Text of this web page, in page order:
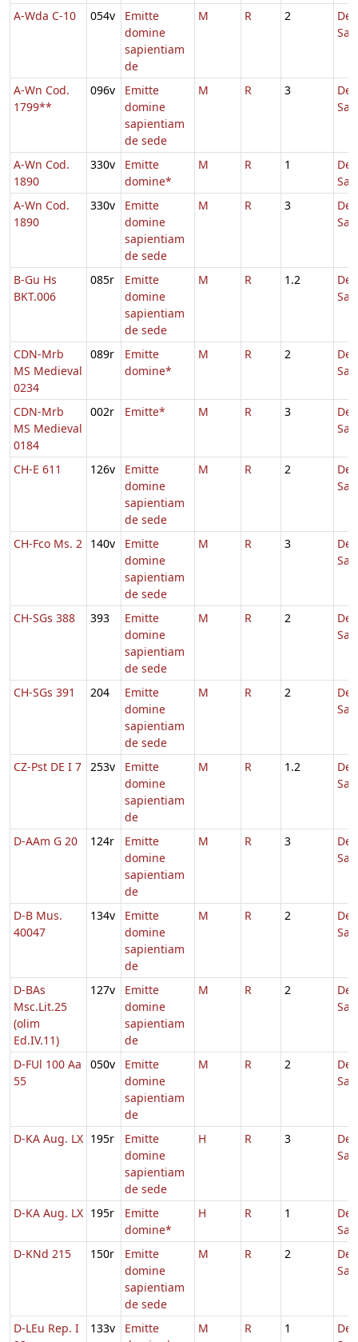
A-Wda C-10 054v
Emitte
domine
sapientiam
de
M R 2
De
A-Wn Cod.
1799**
096v
Emitte
domine
sapientiam
de sede
M R 3
De
A-Wn Cod.
1890
330v
Emitte
domine*
M R 1
De
A-Wn Cod.
1890
330v
Emitte
domine
sapientiam
de sede
M R 3
De
B-Gu Hs
BKT.006
085r
Emitte
domine
sapientiam
de sede
M R 1.2
De
CDN-Mrb
MS Medieval
0234
089r
Emitte
domine*
M R 2
De
CDN-Mrb
MS Medieval
0184
002r Emitte* M R 3
De
CH-E 611 126v
Emitte
domine
sapientiam
de sede
M R 2
De
CH-Fco Ms. 2 140v
Emitte
domine
sapientiam
de sede
M R 3
De
CH-SGs 388 393
Emitte
domine
sapientiam
de sede
M R 2
De
CH-SGs 391 204
Emitte
domine
sapientiam
de sede
M R 2
De
CZ-Pst DE I 7 253v
Emitte
domine
sapientiam
de
M R 1.2
De
D-AAm G 20 124r
Emitte
domine
sapientiam
de
M R 3
De
D-B Mus.
40047
134v
Emitte
domine
sapientiam
de
M R 2
De
D-BAs
Msc.Lit.25
(olim
Ed.IV.11)
127v
Emitte
domine
sapientiam
de
M R 2
De
D-FUl 100 Aa
55
050v
Emitte
domine
sapientiam
de
M R 2
De
D-KA Aug. LX 195r
Emitte
domine
sapientiam
de sede
H R 3
De
D-KA Aug. LX 195r
Emitte
domine*
H R 1
De
D-KNd 215
150r
Emitte
domine
sapientiam
de sede
M R 2
De
D-LEu Rep. I
133v
Emitte
M R 1
De